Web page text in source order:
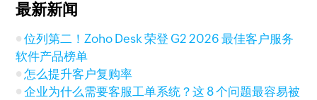
最新新闻
位列第二！Zoho Desk 荣登 G2 2026 最佳客户服务
软件产品榜单
怎么提升客户复购率
企业为什么需要客服工单系统？这 8 个问题最容易被